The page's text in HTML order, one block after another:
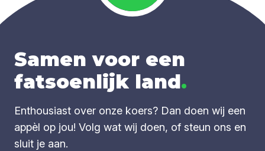
Samen voor een
fatsoenlijk land.
Enthousiast over onze koers? Dan doen wij een
appèl op jou! Volg wat wij doen, of steun ons en
sluit je aan.